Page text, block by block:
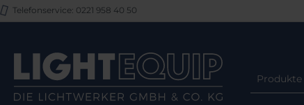
Hauptinhalt springen
Zur Suche springen
Zur Hauptnavigation springen
Telefonservice: 0221 958 40 50